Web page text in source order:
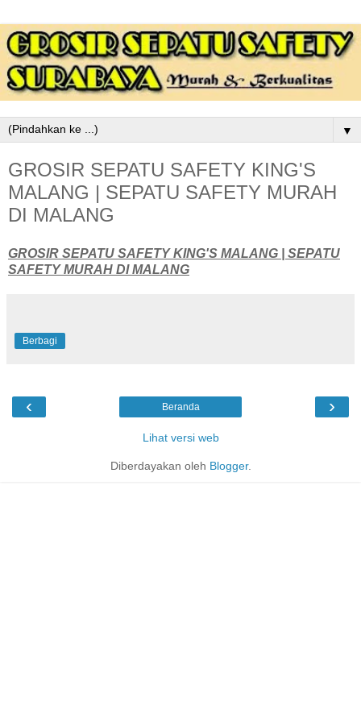
▼
GROSIR SEPATU SAFETY KING'S
MALANG | SEPATU SAFETY MURAH
DI MALANG
GROSIR SEPATU SAFETY KING'S MALANG | SEPATU
SAFETY MURAH DI MALANG
Berbagi
‹ ›
Beranda
Lihat versi web
Diberdayakan oleh Blogger.